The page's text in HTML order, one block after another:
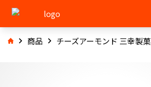
商品 チーズアーモンド 三幸製菓